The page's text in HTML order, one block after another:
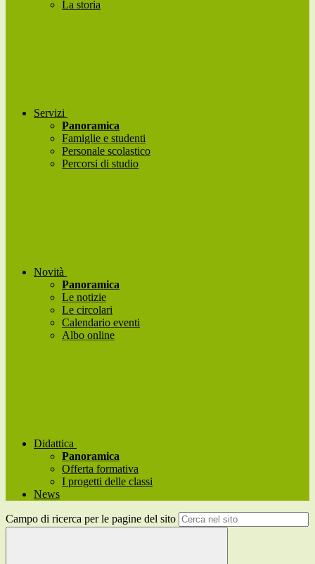
La storia
Servizi
Panoramica
Famiglie e studenti
Personale scolastico
Percorsi di studio
Novità
Panoramica
Le notizie
Le circolari
Calendario eventi
Albo online
Didattica
Panoramica
Offerta formativa
I progetti delle classi
News
Campo di ricerca per le pagine del sito